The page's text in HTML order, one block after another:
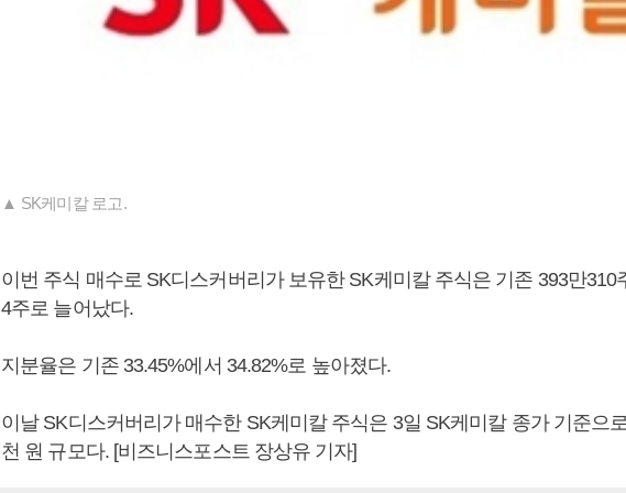
▲ SK케미칼 로고.
이번 주식 매수로 SK디스커버리가 보유한 SK케미칼 주식은 기존 393만310
4주로 늘어났다.
지분율은 기존 33.45%에서 34.82%로 높아졌다.
이날 SK디스커버리가 매수한 SK케미칼 주식은 3일 SK케미칼 종가 기준으
천 원 규모다. [비즈니스포스트 장상유 기자]